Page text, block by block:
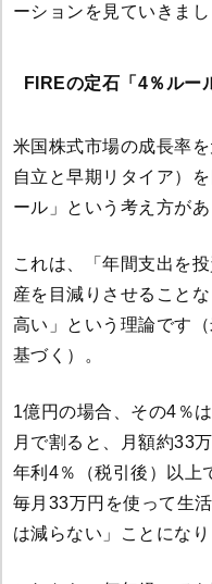
ーションを見ていきまし
FIREの定石「4％ルー
米国株式市場の成長率
自立と早期リタイア）
ール」という考え方があ
これは、「年間支出を
産を目減りさせること
高い」という理論です
基づく）。
1億円の場合、その4％
月で割ると、月額約33
年利4％（税引後）以上
毎月33万円を使って生
は減らない」ことになり